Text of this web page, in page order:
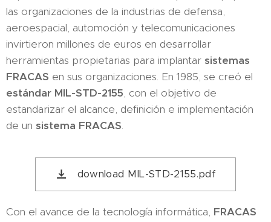
las organizaciones de la industrias de defensa,
aeroespacial, automoción y telecomunicaciones
invirtieron millones de euros en desarrollar
herramientas propietarias para implantar sistemas
FRACAS en sus organizaciones. En 1985, se creó el
estándar MIL-STD-2155, con el objetivo de
estandarizar el alcance, definición e implementación
de un sistema FRACAS.
download MIL-STD-2155.pdf
Con el avance de la tecnología informática, FRACAS